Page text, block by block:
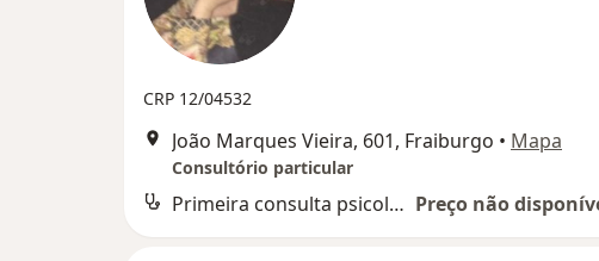
CRP 12/04532
João Marques Vieira, 601, Fraiburgo • Mapa
Consultório particular
Primeira consulta psicologia Preço não